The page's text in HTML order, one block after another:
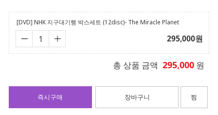
[DVD] NHK 지구대기행 박스세트 (12disc)- The Miracle Planet
295,000원
총 상품 금액 295,000 원
장바구니
즉시구매 찜